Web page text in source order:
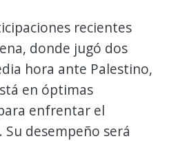
recientes
donde jugó dos
hora ante Palestino,
en óptimas
enfrentar el
desempeño será